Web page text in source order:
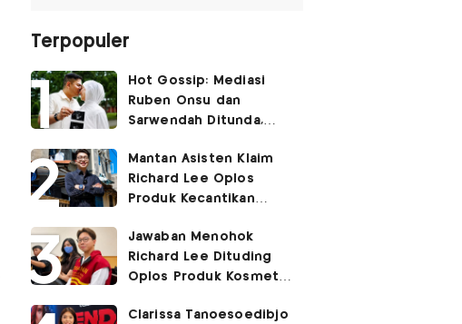
Terpopuler
Hot Gossip: Mediasi
Ruben Onsu dan
Sarwendah Ditunda,
Ketiga
Mantan Asisten Klaim
Richard Lee Oplos
Produk Kecantikan
ke Ani-Ani
Jawaban Menohok
Richard Lee Dituding
Oplos Produk Kosmetik
Clarissa Tanoesoedibjo